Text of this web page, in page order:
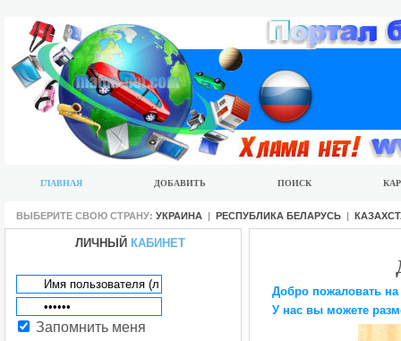
ГЛАВНАЯ ДОБАВИТЬ ПОИСК
ВЫБЕРИТЕ СВОЮ СТРАНУ: УКРАИНА | РЕСПУБЛИКА БЕЛАРУСЬ |
ЛИЧНЫЙ КАБИНЕТ
Запомнить меня
Добро пожаловать
У нас вы можете